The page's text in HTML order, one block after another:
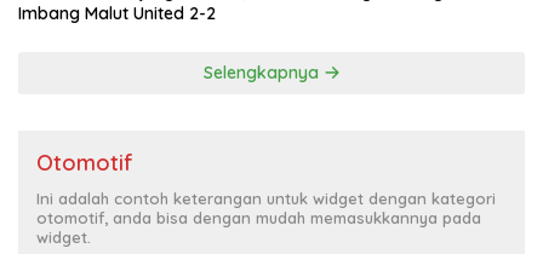
Imbang Malut United 2-2
Selengkapnya
Otomotif
Ini adalah contoh keterangan untuk widget dengan kategori
otomotif, anda bisa dengan mudah memasukkannya pada
widget.